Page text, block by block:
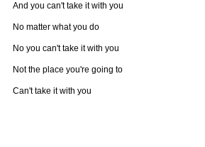
And you can't take it with you
No matter what you do
No you can't take it with you
Not the place you're going to
Can't take it with you